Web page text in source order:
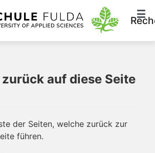
auf diese Seite
der Seiten, welche zurück zur
führen.